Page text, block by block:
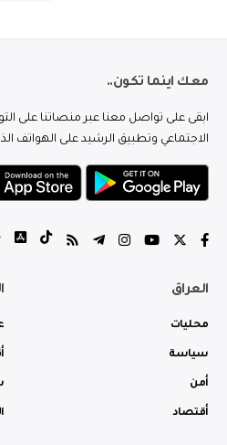
معك اينما تكون..
ابقى على تواصل معنا عبر منصاتنا على
الاجتماعي وتطبيق الرشيد على الهواتف
العراق
محليات
سياسة
أمن
أقتصاد